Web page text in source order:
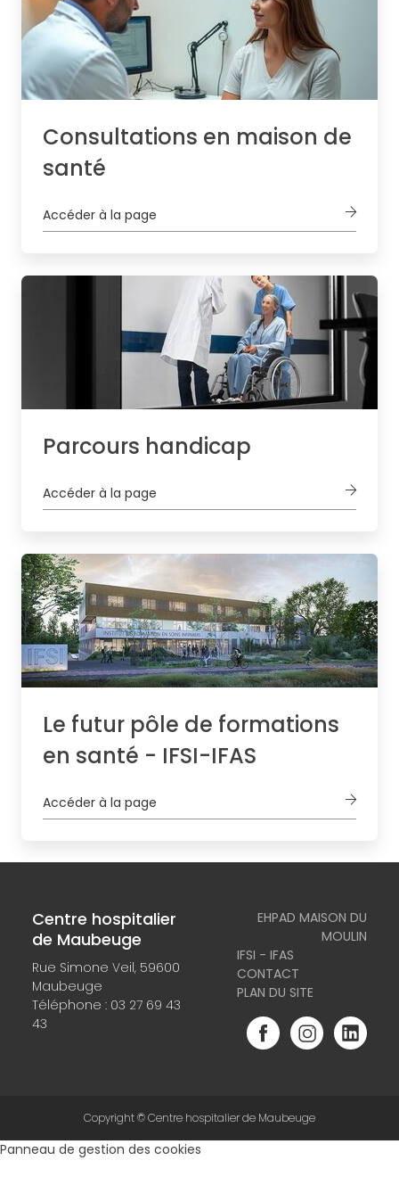
Consultations en maison de
santé
Accéder à la page
Parcours handicap
Accéder à la page
Le futur pôle de formations
en santé - IFSI-IFAS
Accéder à la page
Centre hospitalier
de Maubeuge
Rue Simone Veil, 59600
Maubeuge
Téléphone : 03 27 69 43
43
EHPAD MAISON DU
MOULIN
IFSI - IFAS
CONTACT
PLAN DU SITE
Copyright © Centre hospitalier de Maubeuge
Panneau de gestion des cookies